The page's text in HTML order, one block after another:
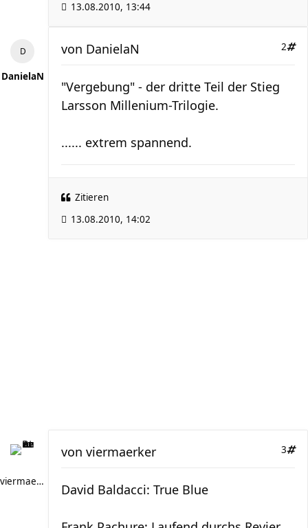
13.08.2010, 13:44
DanielaN
2
von DanielaN
"Vergebung" - der dritte Teil der Stieg
Larsson Millenium-Trilogie.
...... extrem spannend.
Zitieren
13.08.2010, 14:02
viermaerker
3
von viermaerker
David Baldacci: True Blue